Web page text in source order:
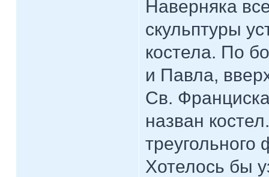
Наверняка
скульптуры
костела. По
и Павла,
Св.
назван
Хотелось бы